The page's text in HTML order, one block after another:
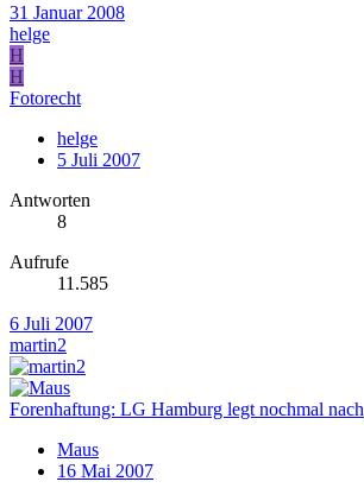
31 Januar 2008
helge
H
H
Fotorecht
helge
5 Juli 2007
Antworten
8
Aufrufe
11.585
6 Juli 2007
martin2
Forenhaftung: LG Hamburg legt nochmal nach
Maus
16 Mai 2007